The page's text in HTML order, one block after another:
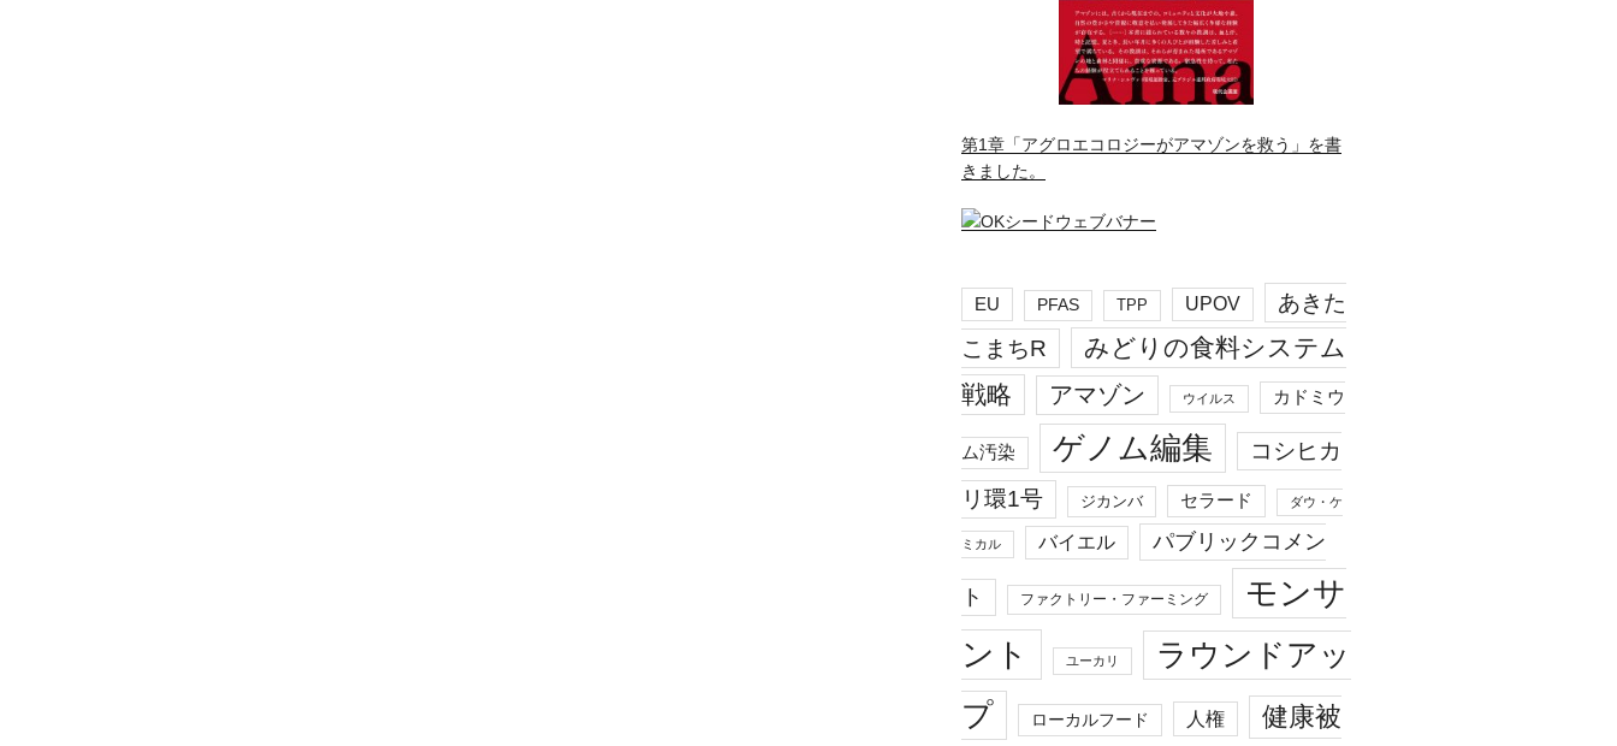
第1章「アグロエコロジーがアマゾンを救う」を書
きました。
EU PFAS TPP UPOV
あきた
こまちR
みどりの食料システム
戦略
アマゾン ウイルス カドミウ
ム汚染 ゲノム編集
コシヒカ
リ環1号
ジカンバ セラード ダウ・ケ
ミカル バイエル パブリックコメン
ト ファクトリー・ファーミング
モンサ
ント
ユーカリ
ラウンドアッ
プ
ローカルフード 人権 健康被